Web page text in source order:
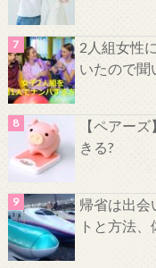
2人組女性
いたので聞
【ペアー
きる?
帰省は出会
トと方法